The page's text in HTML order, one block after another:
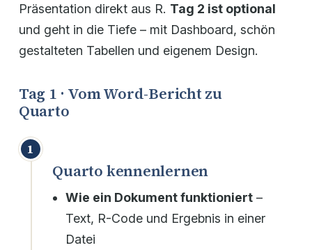
Präsentation direkt aus R. Tag 2 ist optional
und geht in die Tiefe – mit Dashboard, schön
gestalteten Tabellen und eigenem Design.
Tag 1 · Vom Word-Bericht zu
Quarto
1
Quarto kennenlernen
Wie ein Dokument funktioniert–
Text, R-Code und Ergebnis in einer
Datei